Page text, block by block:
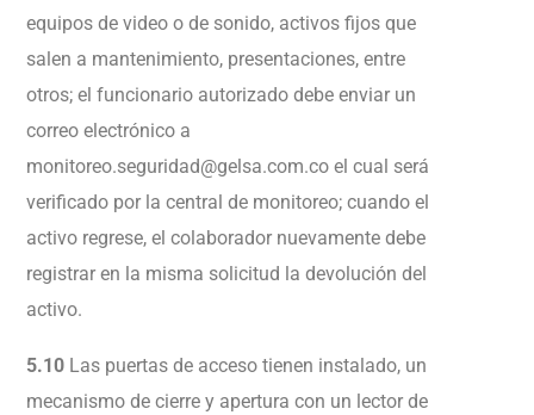
equipos de video o de sonido, activos fijos que
salen a mantenimiento, presentaciones, entre
otros; el funcionario autorizado debe enviar un
correo electrónico a
monitoreo.seguridad@gelsa.com.co el cual será
verificado por la central de monitoreo; cuando el
activo regrese, el colaborador nuevamente debe
registrar en la misma solicitud la devolución del
activo.
5.10 Las puertas de acceso tienen instalado, un
mecanismo de cierre y apertura con un lector de